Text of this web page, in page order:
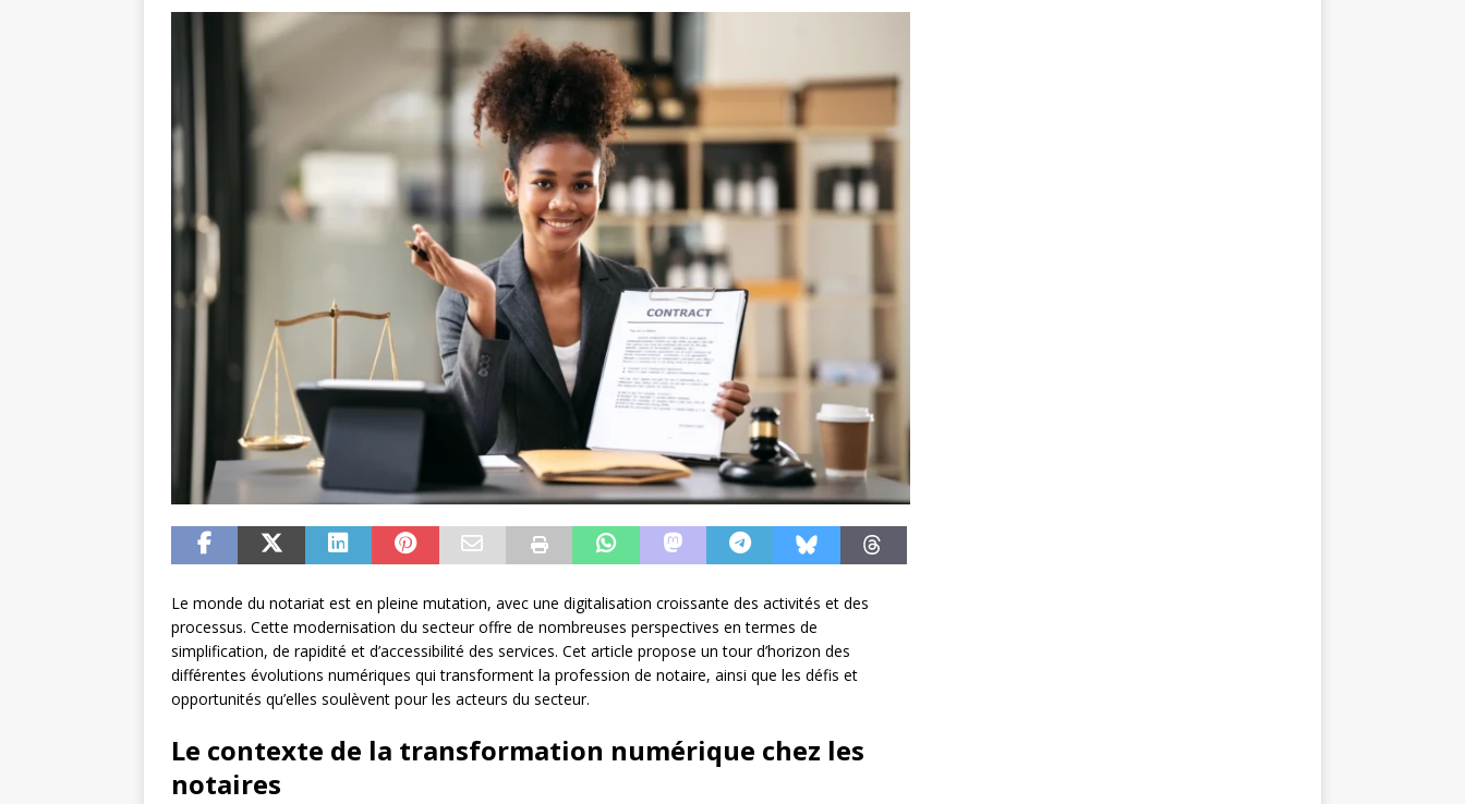
Le monde du notariat est en pleine mutation, avec une digitalisation croissante des activités et des
processus. Cette modernisation du secteur offre de nombreuses perspectives en termes de
simplification, de rapidité et d’accessibilité des services. Cet article propose un tour d’horizon des
différentes évolutions numériques qui transforment la profession de notaire, ainsi que les défis et
opportunités qu’elles soulèvent pour les acteurs du secteur.
Le contexte de la transformation numérique chez les
notaires